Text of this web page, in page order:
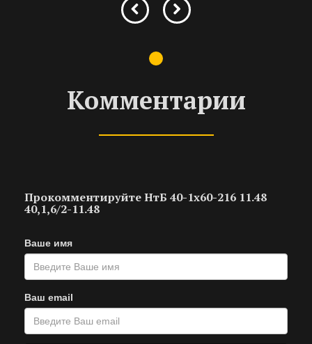
Комментарии
Прокомментируйте НтБ 40-1х60-216 11.48
40,1,6/2-11.48
Ваше имя
Ваш email